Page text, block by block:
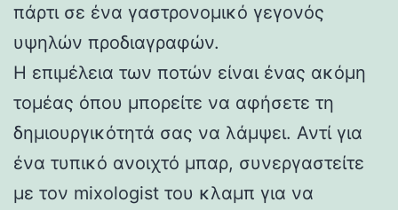
πάρτι σε ένα γαστρονομικό γεγονός
υψηλών προδιαγραφών.
Η επιμέλεια των ποτών είναι ένας ακόμη
τομέας όπου μπορείτε να αφήσετε τη
δημιουργικότητά σας να λάμψει. Αντί για
ένα τυπικό ανοιχτό μπαρ, συνεργαστείτε
με τον mixologist του κλαμπ για να